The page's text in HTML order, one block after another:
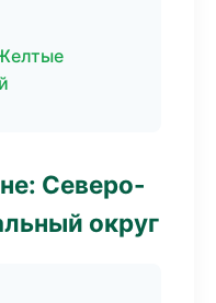
Северо-
округ